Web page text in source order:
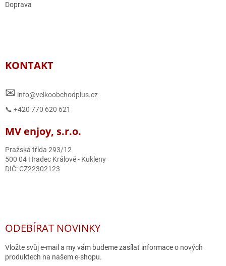
Doprava
KONTAKT
✉ info@velkoobchodplus.cz
📞 +420 770 620 621
MV enjoy, s.r.o.
Pražská třída 293/12
500 04 Hradec Králové - Kukleny
DIČ: CZ22302123
ODEBÍRAT NOVINKY
Vložte svůj e-mail a my vám budeme zasílat informace o nových
produktech na našem e-shopu.